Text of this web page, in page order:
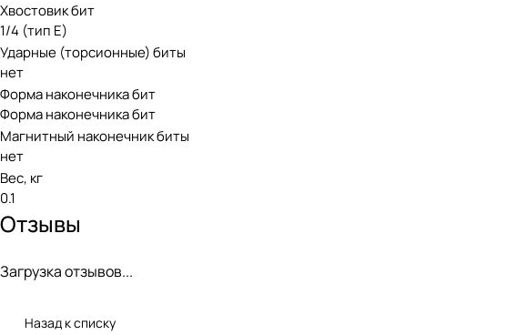
Хвостовик бит
1/4 (тип Е)
Ударные (торсионные) биты
нет
Форма наконечника бит
Форма наконечника бит
Магнитный наконечник биты
нет
Вес, кг
0.1
Отзывы
Загрузка отзывов...
Назад к списку